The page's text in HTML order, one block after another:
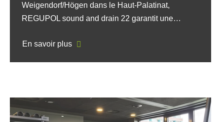
Weigendorf/Högen dans le Haut-Palatinat,
REGUPOL sound and drain 22 garantit une…
En savoir plus